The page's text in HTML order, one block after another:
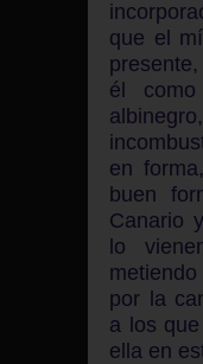
que el
él
en
buen
Canario
lo
por la
a los
ella en